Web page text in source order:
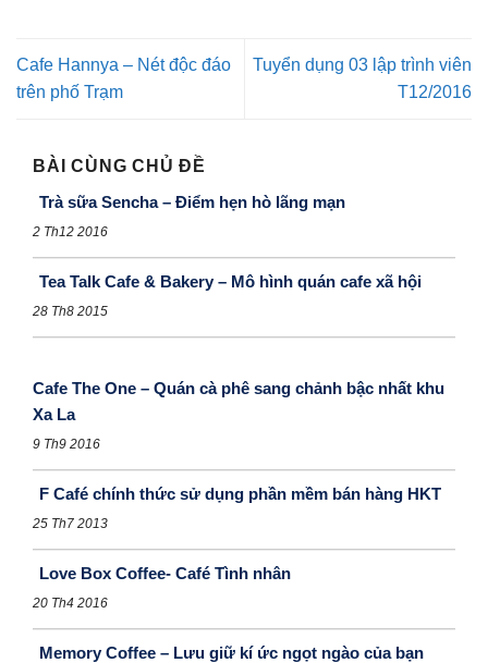
Cafe Hannya – Nét độc đáo
trên phố Trạm
Tuyển dụng 03 lập trình viên
T12/2016
BÀI CÙNG CHỦ ĐỀ
Trà sữa Sencha – Điểm hẹn hò lãng mạn
2 Th12 2016
Tea Talk Cafe & Bakery – Mô hình quán cafe xã hội
28 Th8 2015
Cafe The One – Quán cà phê sang chảnh bậc nhất khu
Xa La
9 Th9 2016
F Café chính thức sử dụng phần mềm bán hàng HKT
25 Th7 2013
Love Box Coffee- Café Tình nhân
20 Th4 2016
Memory Coffee – Lưu giữ kí ức ngọt ngào của bạn